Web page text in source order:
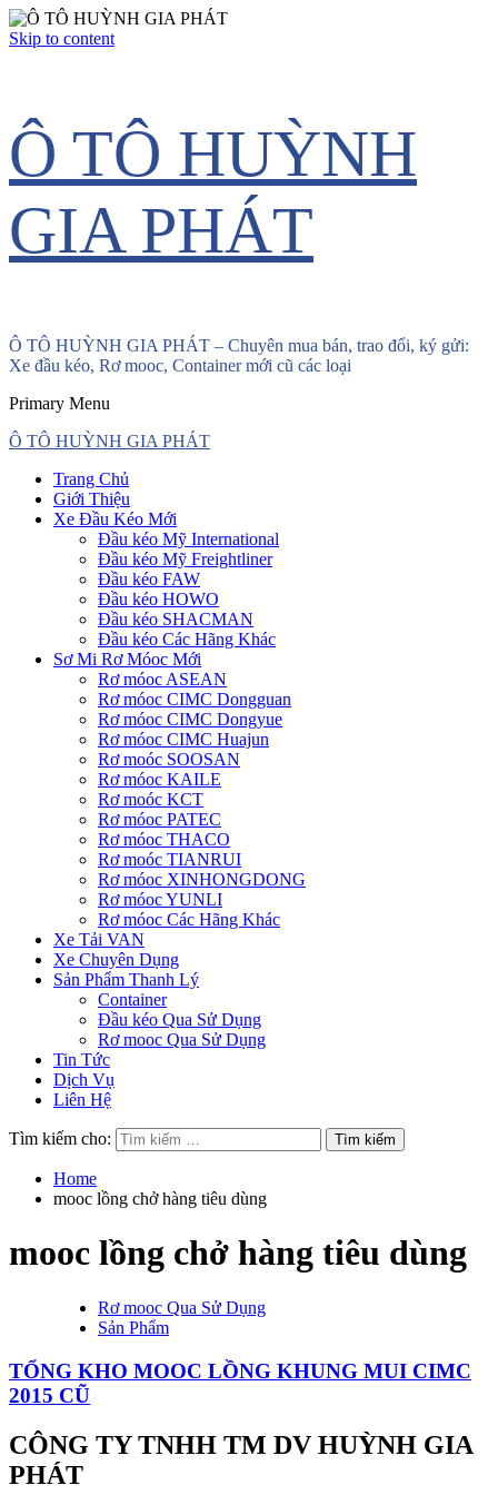
Skip to content
Ô TÔ HUỲNH
GIA PHÁT
Ô TÔ HUỲNH GIA PHÁT – Chuyên mua bán, trao đổi, ký gửi:
Xe đầu kéo, Rơ mooc, Container mới cũ các loại
Primary Menu
Ô TÔ HUỲNH GIA PHÁT
Trang Chủ
Giới Thiệu
Xe Đầu Kéo Mới
Đầu kéo Mỹ International
Đầu kéo Mỹ Freightliner
Đầu kéo FAW
Đầu kéo HOWO
Đầu kéo SHACMAN
Đầu kéo Các Hãng Khác
Sơ Mi Rơ Móoc Mới
Rơ móoc ASEAN
Rơ móoc CIMC Dongguan
Rơ móoc CIMC Dongyue
Rơ móoc CIMC Huajun
Rơ moóc SOOSAN
Rơ móoc KAILE
Rơ moóc KCT
Rơ móoc PATEC
Rơ móoc THACO
Rơ moóc TIANRUI
Rơ móoc XINHONGDONG
Rơ móoc YUNLI
Rơ móoc Các Hãng Khác
Xe Tải VAN
Xe Chuyên Dụng
Sản Phẩm Thanh Lý
Container
Đầu kéo Qua Sử Dụng
Rơ mooc Qua Sử Dụng
Tin Tức
Dịch Vụ
Liên Hệ
Tìm kiếm cho:
Home
mooc lồng chở hàng tiêu dùng
mooc lồng chở hàng tiêu dùng
Rơ mooc Qua Sử Dụng
Sản Phẩm
TỔNG KHO MOOC LỒNG KHUNG MUI CIMC
2015 CŨ
CÔNG TY TNHH TM DV HUỲNH GIA
PHÁT